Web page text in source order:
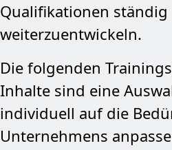
Qualifikationen ständig
weiterzuentwickeln.
Die folgenden
Inhalte sind eine
individuell auf die
Unternehmens